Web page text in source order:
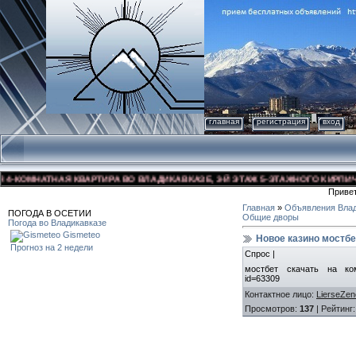
главная регистрация вход
КВАРТИРА ВО ВЛАДИКАВКАЗЕ, 3-Й ЭТАЖ 5-ЭТАЖНОГО
ПОГОДА В ОСЕТИИ
Погода во Владикавказе
Gismeteo
Прогноз на 2 недели
Главная » Объявления
Общие дворы
Новое казино
Спрос |
мостбет скачать на
id=63309
Контактное лицо:
Просмотров: 137 | Рейтинг